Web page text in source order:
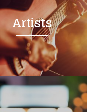
Artists